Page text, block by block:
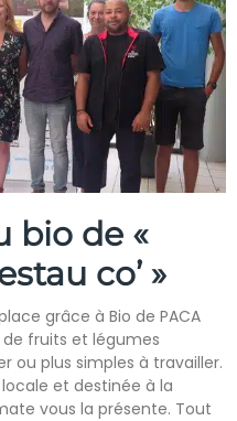
bio de «
co’ »
grâce à Bio de PACA
fruits et légumes
ou plus simples à travailler.
locale et destinée à la
vous la présente. Tout